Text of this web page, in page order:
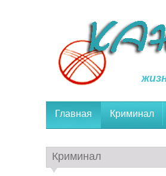
Главная Криминал
Криминал